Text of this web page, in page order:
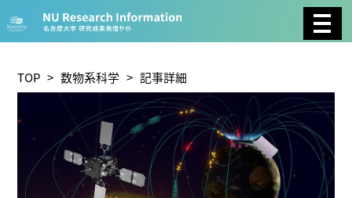
CATEGORY
環境学 生物学
総合生物 複合領域
農学 化学 医歯薬学
工学 情報学 数物系科学
TOP >数物系科学 > 記事詳細